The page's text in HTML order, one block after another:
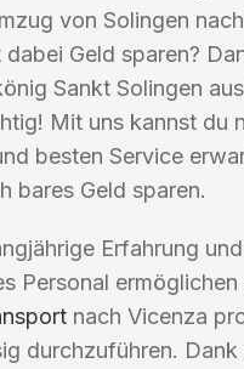
von Solingen
Geld sparen?
Sankt Solingen
Mit uns kannst du
besten Service
bares Geld sparen.
Erfahrung
Personal ermöglichen
nach Vicenza
durchzuführen. Dank